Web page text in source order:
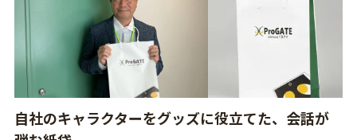
自社のキャラクターをグッズに役立てた、会話が